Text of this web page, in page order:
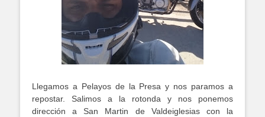
Llegamos a Pelayos de la Presa y nos paramos a
repostar. Salimos a la rotonda y nos ponemos
dirección a San Martin de Valdeiglesias con la